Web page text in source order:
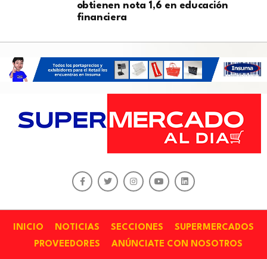
obtienen nota 1,6 en educación
financiera
INICIO NOTICIAS SECCIONES
SUPERMERCADOS
PROVEEDORES
ANÚNCIATE CON NOSOTROS